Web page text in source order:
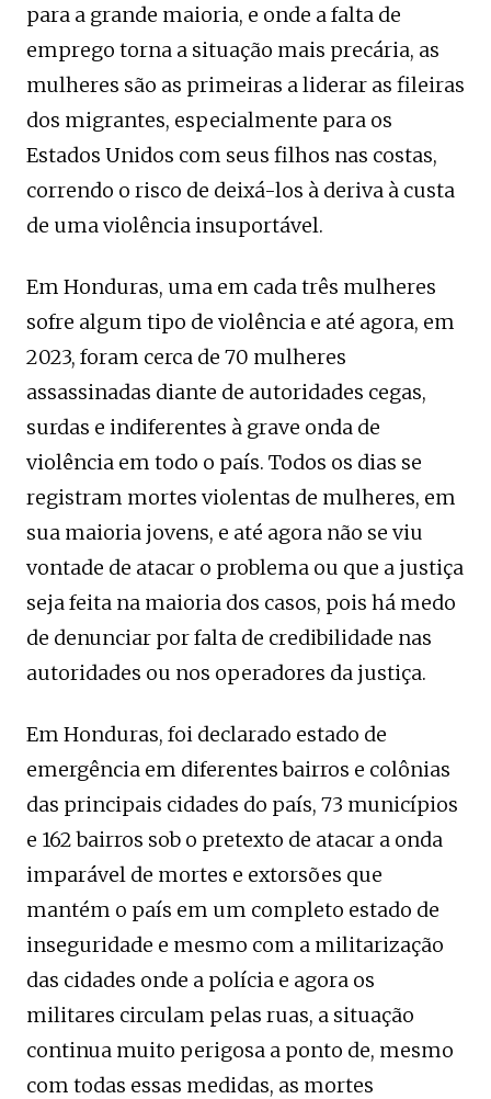
para a grande maioria, e onde a falta de
emprego torna a situação mais precária, as
mulheres são as primeiras a liderar as fileiras
dos migrantes, especialmente para os
Estados Unidos com seus filhos nas costas,
correndo o risco de deixá-los à deriva à custa
de uma violência insuportável.
Em Honduras, uma em cada três mulheres
sofre algum tipo de violência e até agora, em
2023, foram cerca de 70 mulheres
assassinadas diante de autoridades cegas,
surdas e indiferentes à grave onda de
violência em todo o país. Todos os dias se
registram mortes violentas de mulheres, em
sua maioria jovens, e até agora não se viu
vontade de atacar o problema ou que a justiça
seja feita na maioria dos casos, pois há medo
de denunciar por falta de credibilidade nas
autoridades ou nos operadores da justiça.
Em Honduras, foi declarado estado de
emergência em diferentes bairros e colônias
das principais cidades do país, 73 municípios
e 162 bairros sob o pretexto de atacar a onda
imparável de mortes e extorsões que
mantém o país em um completo estado de
inseguridade e mesmo com a militarização
das cidades onde a polícia e agora os
militares circulam pelas ruas, a situação
continua muito perigosa a ponto de, mesmo
com todas essas medidas, as mortes